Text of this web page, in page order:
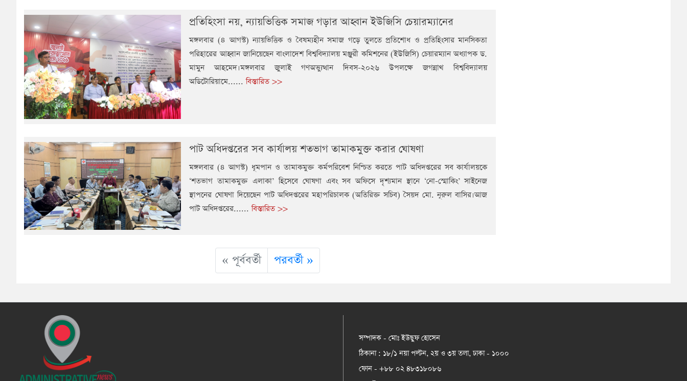
প্রতিহিংসা নয়, ন্যায়ভিত্তিক সমাজ গড়ার আহ্বান ইউজিসি চেয়ারম্যানের
মঙ্গলবার (৪ আগস্ট) ন্যায়ভিত্তিক ও বৈষম্যহীন সমাজ গড়ে তুলতে প্রতিশোধ ও প্রতিহিংসার মানসিকতা
পরিহারের আহ্বান জানিয়েছেন বাংলাদেশ বিশ্ববিদ্যালয় মঞ্জুরী কমিশনের (ইউজিসি) চেয়ারম্যান অধ্যাপক ড.
মামুন আহমেদ।মঙ্গলবার জুলাই গণঅভ্যুত্থান দিবস-২০২৬ উপলক্ষে জগন্নাথ বিশ্ববিদ্যালয়
অডিটোরিয়ামে......বিস্তারিত >>
পাট অধিদপ্তরের সব কার্যালয় শতভাগ তামাকমুক্ত করার ঘোষণা
মঙ্গলবার (৪ আগস্ট) ধূমপান ও তামাকমুক্ত কর্মপরিবেশ নিশ্চিত করতে পাট অধিদপ্তরের সব কার্যালয়কে
‘শতভাগ তামাকমুক্ত এলাকা’ হিসেবে ঘোষণা এবং সব অফিসে দৃশ্যমান স্থানে ‘নো-স্মোকিং’ সাইনেজ
স্থাপনের ঘোষণা দিয়েছেন পাট অধিদপ্তরের মহাপরিচালক (অতিরিক্ত সচিব) সৈয়দ মো. নূরুল বাসির।আজ
পাট অধিদপ্তরের......বিস্তারিত >>
« পূর্ববর্তী পরবর্তী »
সম্পাদক - মোঃ ইউছুফ হোসেন
ঠিকানা : ১৮/১ নয়া পল্টন, ২য় ও ৩য় তলা, ঢাকা - ১০০০
ফোন - +৮৮ ০২ ৪৮৩১৮০৮৬